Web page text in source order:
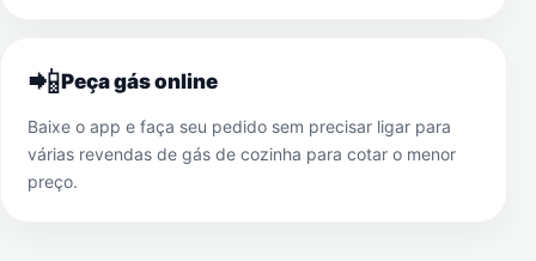
📲Peça gás online
Baixe o app e faça seu pedido sem precisar ligar para
várias revendas de gás de cozinha para cotar o menor
preço.